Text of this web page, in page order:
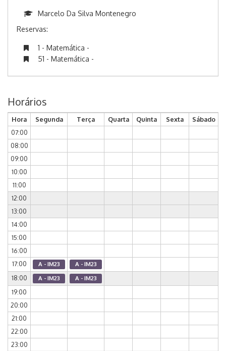
Marcelo Da Silva Montenegro
Reservas:
1 - Matemática -
51 - Matemática -
Horários
Hora Segunda Terça Quarta Quinta Sexta
Sábado
07:00
08:00
09:00
10:00
11:00
12:00
13:00
14:00
15:00
16:00
17:00
A - IM23 A - IM23
18:00 A - IM23 A - IM23
19:00
20:00
21:00
22:00
23:00